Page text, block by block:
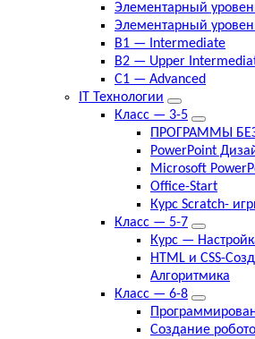
Элементарный
Элементарный
B1 — Intermediate
B2 — Upper
C1 — Advanced
IT Технологии
Класс — 3-5
ПРОГРАММЫ
PowerPoint
Microsoft
Office-Start
Курс Scratch-
Класс — 5-7
Курс —
HTML и CSS-
Алгоритмика
Класс — 6-8
Создание